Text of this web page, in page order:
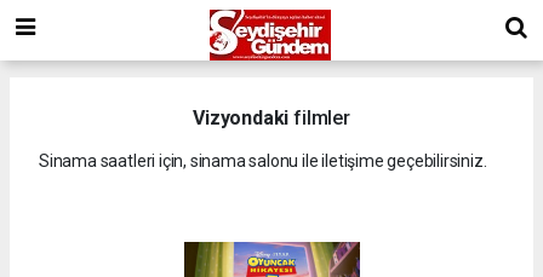
Vizyondaki filmler
Sinama saatleri için, sinama salonu ile iletişime geçebilirsiniz.